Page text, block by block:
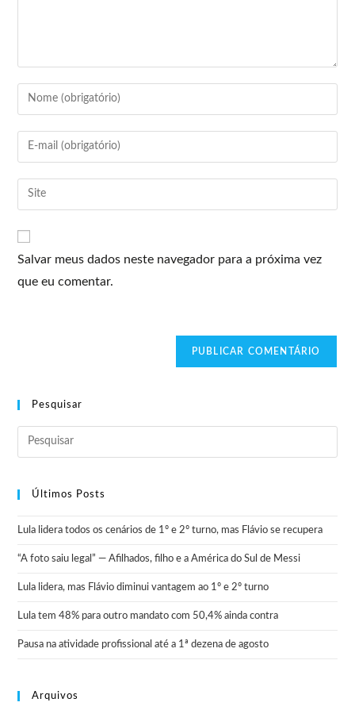
Salvar meus dados neste navegador para a próxima vez
que eu comentar.
Pesquisar
Últimos Posts
Lula lidera todos os cenários de 1º e 2º turno, mas Flávio se recupera
“A foto saiu legal” — Afilhados, filho e a América do Sul de Messi
Lula lidera, mas Flávio diminui vantagem ao 1º e 2º turno
Lula tem 48% para outro mandato com 50,4% ainda contra
Pausa na atividade profissional até a 1ª dezena de agosto
Arquivos